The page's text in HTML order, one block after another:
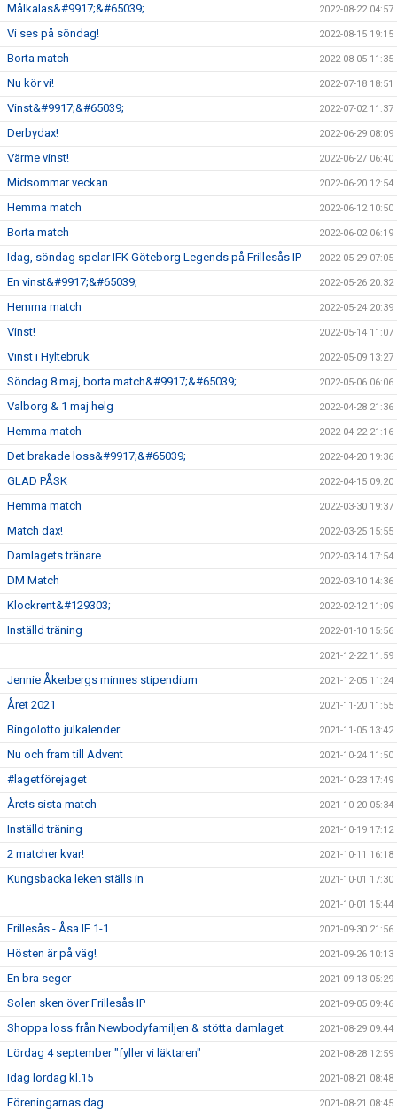
Målkalas&#9917;&#65039; 2022-08-22 04:57
Vi ses på söndag! 2022-08-15 19:15
Borta match 2022-08-05 11:35
Nu kör vi! 2022-07-18 18:51
Vinst&#9917;&#65039; 2022-07-02 11:37
Derbydax! 2022-06-29 08:09
Värme vinst! 2022-06-27 06:40
Midsommar veckan 2022-06-20 12:54
Hemma match 2022-06-12 10:50
Borta match 2022-06-02 06:19
Idag, söndag spelar IFK Göteborg Legends på Frillesås IP 2022-05-29 07:05
En vinst&#9917;&#65039; 2022-05-26 20:32
Hemma match 2022-05-24 20:39
Vinst! 2022-05-14 11:07
Vinst i Hyltebruk 2022-05-09 13:27
Söndag 8 maj, borta match&#9917;&#65039; 2022-05-06 06:06
Valborg & 1 maj helg 2022-04-28 21:36
Hemma match 2022-04-22 21:16
Det brakade loss&#9917;&#65039; 2022-04-20 19:36
GLAD PÅSK 2022-04-15 09:20
Hemma match 2022-03-30 19:37
Match dax! 2022-03-25 15:55
Damlagets tränare 2022-03-14 17:54
DM Match 2022-03-10 14:36
Klockrent&#129303; 2022-02-12 11:09
Inställd träning 2022-01-10 15:56
2021-12-22 11:59
Jennie Åkerbergs minnes stipendium 2021-12-05 11:24
Året 2021 2021-11-20 11:55
Bingolotto julkalender 2021-11-05 13:42
Nu och fram till Advent 2021-10-24 11:50
#lagetförejaget 2021-10-23 17:49
Årets sista match 2021-10-20 05:34
Inställd träning 2021-10-19 17:12
2 matcher kvar! 2021-10-11 16:18
Kungsbacka leken ställs in 2021-10-01 17:30
2021-10-01 15:44
Frillesås - Åsa IF 1-1 2021-09-30 21:56
Hösten är på väg! 2021-09-26 10:13
En bra seger 2021-09-13 05:29
Solen sken över Frillesås IP 2021-09-05 09:46
Shoppa loss från Newbodyfamiljen & stötta damlaget 2021-08-29 09:44
Lördag 4 september "fyller vi läktaren" 2021-08-28 12:59
Idag lördag kl.15 2021-08-21 08:48
Föreningarnas dag 2021-08-21 08:45